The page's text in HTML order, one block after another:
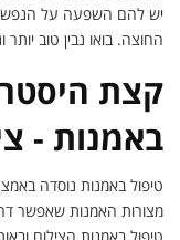
יש להם השפעה על הנפש
החוצה. בואו נבין טוב
קצת
באמנות -
מצורות האמנות שאפשר